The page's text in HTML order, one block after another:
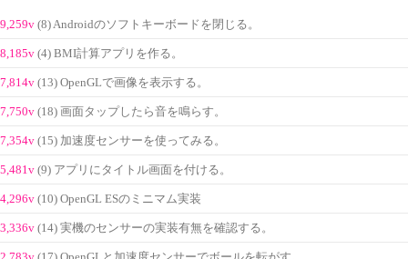
9,259v (8) Androidのソフトキーボードを閉じる。
8,185v (4) BMI計算アプリを作る。
7,814v (13) OpenGLで画像を表示する。
7,750v (18) 画面タップしたら音を鳴らす。
7,354v (15) 加速度センサーを使ってみる。
5,481v (9) アプリにタイトル画面を付ける。
4,296v (10) OpenGL ESのミニマム実装
3,336v (14) 実機のセンサーの実装有無を確認する。